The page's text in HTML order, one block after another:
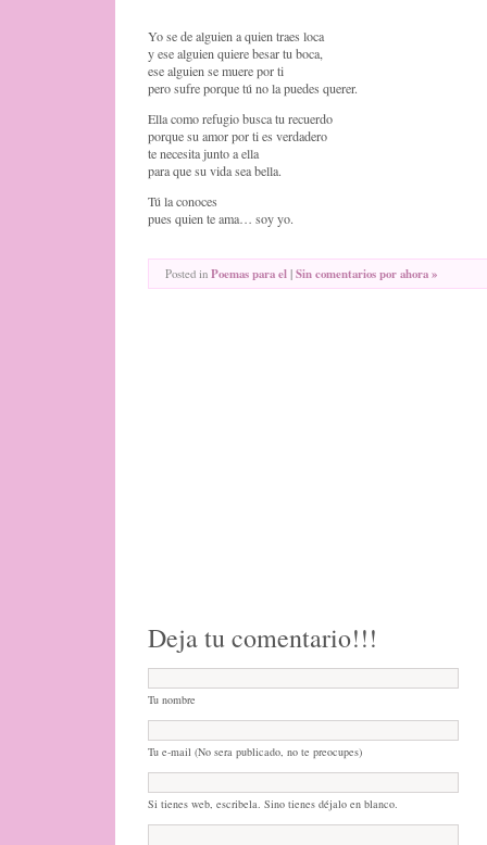
Yo se de alguien a quien traes loca
y ese alguien quiere besar tu boca,
ese alguien se muere por ti
pero sufre porque tú no la puedes querer.
Ella como refugio busca tu recuerdo
porque su amor por ti es verdadero
te necesita junto a ella
para que su vida sea bella.
Tú la conoces
pues quien te ama… soy yo.
Posted in Poemas para el|Sin comentarios por ahora »
Deja tu comentario!!!
Tu nombre
Tu e-mail (No sera publicado, no te preocupes)
Si tienes web, escribela. Sino tienes déjalo en blanco.